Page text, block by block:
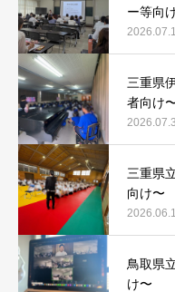
ー等向
三重県
者向け
2026.07.3
三重県
向け〜
鳥取県
け〜